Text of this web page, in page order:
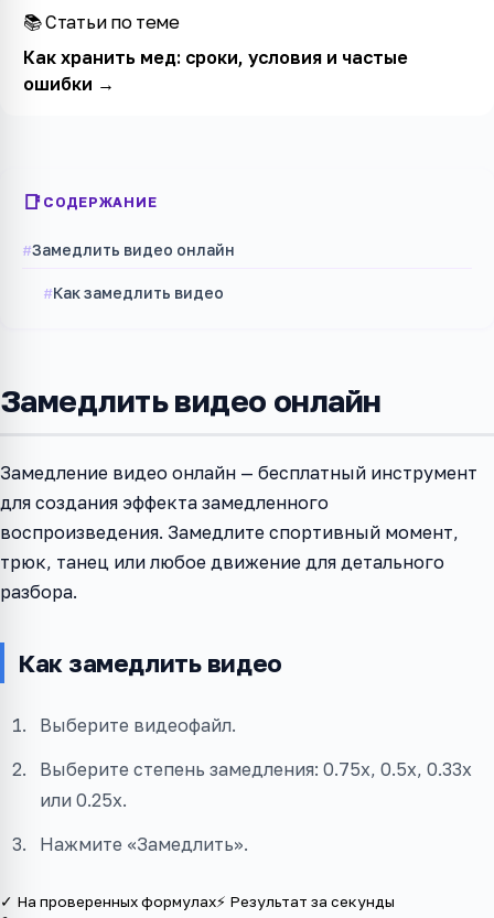
📚 Статьи по теме
Как хранить мед: сроки, условия и частые
ошибки →
СОДЕРЖАНИЕ
Замедлить видео онлайн
Как замедлить видео
Замедлить видео онлайн
Замедление видео онлайн — бесплатный инструмент
для создания эффекта замедленного
воспроизведения. Замедлите спортивный момент,
трюк, танец или любое движение для детального
разбора.
Как замедлить видео
Выберите видеофайл.
Выберите степень замедления: 0.75x, 0.5x, 0.33x
или 0.25x.
Нажмите «Замедлить».
✓ На проверенных формулах⚡ Результат за секунды